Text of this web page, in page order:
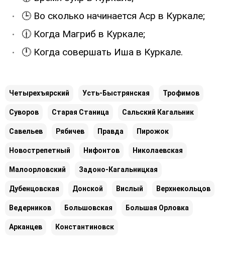
🕒 Во сколько начинается Аср в Куркале;
🕧 Когда Магриб в Куркале;
🕛 Когда совершать Иша в Куркале.
Четырехъярский Усть-Быстрянская Трофимов
Суворов Старая Станица Сальский Кагальник
Савельев Рябичев Правда Пирожок
Новострепетный Нифонтов Николаевская
Малоорловский Задоно-Кагальницкая
Дубенцовская Донской Вислый Верхнекольцов
Ведерников Большовская Большая Орловка
Арканцев Константиновск